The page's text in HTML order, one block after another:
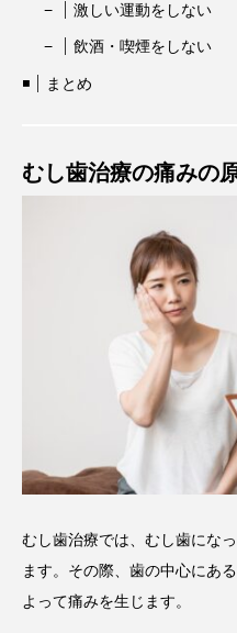
激しい運動をしない
飲酒・喫煙をしない
まとめ
むし歯治療の痛みの
むし歯治療では、むし歯にな
ます。その際、歯の中心にあ
よって痛みを生じます。